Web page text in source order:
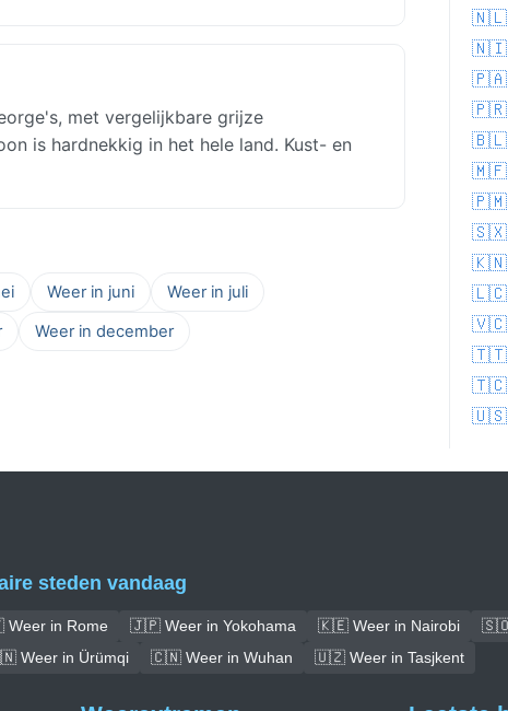
met vergelijkbare grijze
is hardnekkig in het hele land. Kust- en
Weer in juni
Weer in juli
Weer in december
🇳🇱
🇳🇮
🇵🇦
🇵🇷
🇧🇱
🇲🇫
🇵🇲
🇸🇽
🇰🇳
🇱🇨
🇻🇨
🇹🇹
🇹🇨
🇺🇸
steden vandaag
in Rome 🇯🇵 Weer in Yokohama 🇰🇪 Weer in Nairobi
🇸🇴
Weer in Ürümqi 🇨🇳 Weer in Wuhan 🇺🇿 Weer in Tasjkent